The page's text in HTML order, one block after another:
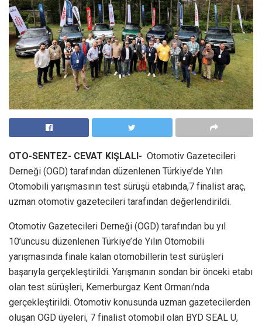
OTO-SENTEZ- CEVAT KIŞLALI- Otomotiv Gazetecileri
Derneği (OGD) tarafından düzenlenen Türkiye’de Yılın
Otomobili yarışmasının test sürüşü etabında,7 finalist araç,
uzman otomotiv gazetecileri tarafından değerlendirildi.
Otomotiv Gazetecileri Derneği (OGD) tarafından bu yıl
10’uncusu düzenlenen Türkiye’de Yılın Otomobili
yarışmasında finale kalan otomobillerin test sürüşleri
başarıyla gerçekleştirildi. Yarışmanın sondan bir önceki etabı
olan test sürüşleri, Kemerburgaz Kent Ormanı’nda
gerçekleştirildi. Otomotiv konusunda uzman gazetecilerden
oluşan OGD üyeleri, 7 finalist otomobil olan BYD SEAL U,